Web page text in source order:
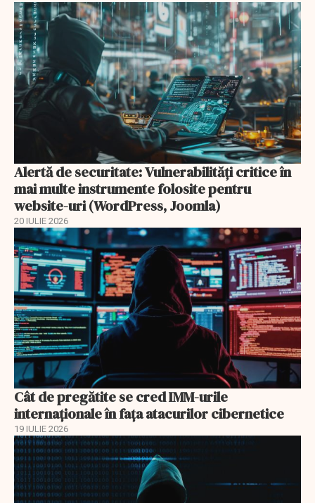
Alertă de securitate: Vulnerabilități critice în
mai multe instrumente folosite pentru
website-uri (WordPress, Joomla)
20 IULIE 2026
Cât de pregătite se cred IMM-urile
internaționale în fața atacurilor cibernetice
19 IULIE 2026